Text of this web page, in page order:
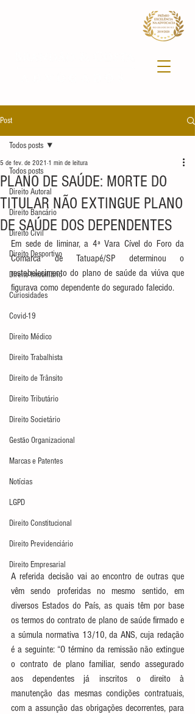
Post
Todos posts
Direito Autoral
Direito Bancário
Direito Civil
Direito Desportivo
Direito Imobiliário
Curiosidades
Covid-19
Direito Médico
Direito Trabalhista
Direito de Trânsito
Direito Tributário
Direito Societário
Gestão Organizacional
Marcas e Patentes
Notícias
LGPD
Direito Constitucional
Direito Previdenciário
Direito Empresarial
Todos posts
PLANO DE SAÚDE: MORTE DO
TITULAR NÃO EXTINGUE PLANO
DE SAÚDE DOS DEPENDENTES
5 de fev. de 2021 1 min de leitura
Em sede de liminar, a 4ª Vara Cível do Foro da
Comarca de Tatuapé/SP determinou o
restabelecimento do plano de saúde da viúva que
figurava como dependente do segurado falecido.
A referida decisão vai ao encontro de outras que
vêm sendo proferidas no mesmo sentido, em
diversos Estados do País, as quais têm por base
os termos do contrato de plano de saúde firmado e
a súmula normativa 13/10, da ANS, cuja redação
é a seguinte: “O término da remissão não extingue
o contrato de plano familiar, sendo assegurado
aos dependentes já inscritos o direito à
manutenção das mesmas condições contratuais,
com a assunção das obrigações decorrentes, para